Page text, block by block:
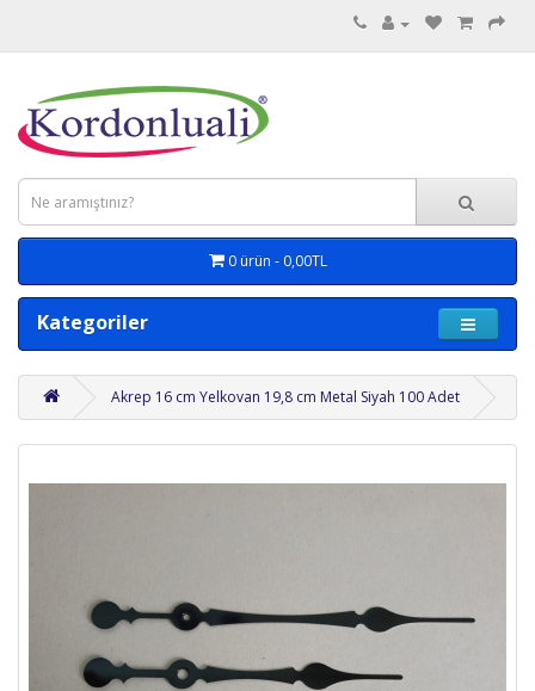
0 ürün - 0,00TL
Kategoriler
Akrep 16 cm Yelkovan 19,8 cm Metal Siyah 100 Adet